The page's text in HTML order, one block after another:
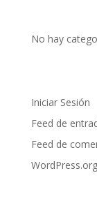
No hay
Iniciar Sesión
Feed de
Feed de
WordPress.org